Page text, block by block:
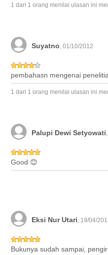
1 dari 1 orang menilai ulasan ini
Suyatno, 01/10/2012
pembahasn mengenai
1 dari 1 orang menilai ulasan ini
Palupi Dewi Setyowati
Good 😊
Eksi Nur Utari, 19/04/
Bukunya sudah sampai,